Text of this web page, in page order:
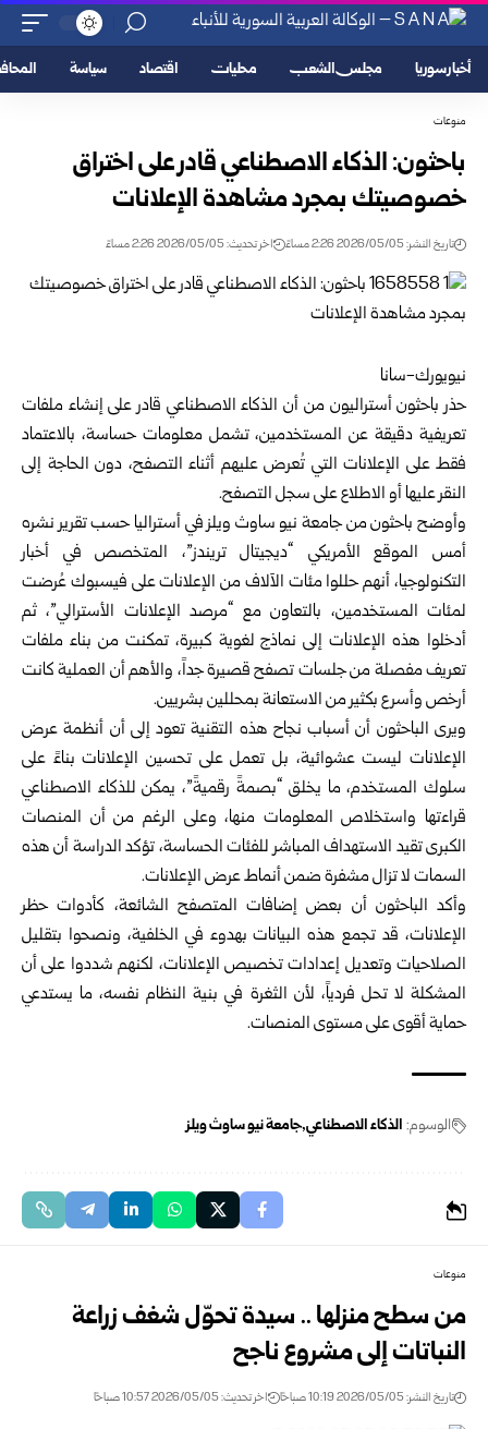
أخبار سوريا مجلس الشعب محليات اقتصاد سياسة
منوعات
باحثون: الذكاء الاصطناعي قادر على اختراق
خصوصيتك بمجرد مشاهدة الإعلانات
تاريخ النشر: 2026/05/05 2:26 مساءً اخر تحديث: 2026/05/05 2:26 مساءً
نيويورك-سانا
حذر باحثون أستراليون من أن الذكاء الاصطناعي قادر على إنشاء ملفات
تعريفية دقيقة عن المستخدمين، تشمل معلومات حساسة، بالاعتماد
فقط على الإعلانات التي تُعرض عليهم أثناء التصفح، دون الحاجة إلى
النقر عليها أو الاطلاع على سجل التصفح.
وأوضح باحثون من جامعة نيو ساوث ويلز في أستراليا حسب تقرير نشره
أمس الموقع الأمريكي “ديجيتال تريندز”، المتخصص في أخبار
التكنولوجيا، أنهم حللوا مئات الآلاف من الإعلانات على فيسبوك عُرضت
لمئات المستخدمين، بالتعاون مع “مرصد الإعلانات الأسترالي”، ثم
أدخلوا هذه الإعلانات إلى نماذج لغوية كبيرة، تمكنت من بناء ملفات
تعريف مفصلة من جلسات تصفح قصيرة جداً، والأهم أن العملية كانت
أرخص وأسرع بكثير من الاستعانة بمحللين بشريين.
ويرى الباحثون أن أسباب نجاح هذه التقنية تعود إلى أن أنظمة عرض
الإعلانات ليست عشوائية، بل تعمل على تحسين الإعلانات بناءً على
سلوك المستخدم، ما يخلق “بصمةً رقميةً”، يمكن للذكاء الاصطناعي
قراءتها واستخلاص المعلومات منها، وعلى الرغم من أن المنصات
الكبرى تقيد الاستهداف المباشر للفئات الحساسة، تؤكد الدراسة أن هذه
السمات لا تزال مشفرة ضمن أنماط عرض الإعلانات.
وأكد الباحثون أن بعض إضافات المتصفح الشائعة، كأدوات حظر
الإعلانات، قد تجمع هذه البيانات بهدوء في الخلفية، ونصحوا بتقليل
الصلاحيات وتعديل إعدادات تخصيص الإعلانات، لكنهم شددوا على أن
المشكلة لا تحل فردياً، لأن الثغرة في بنية النظام نفسه، ما يستدعي
حماية أقوى على مستوى المنصات.
الوسوم: الذكاء الاصطناعي جامعة نيو ساوث ويلز
منوعات
من سطح منزلها .. سيدة تحوّل شغف زراعة
النباتات إلى مشروع ناجح
تاريخ النشر: 2026/05/05 10:19 صباحًا اخر تحديث: 2026/05/05 10:57 صباحًا